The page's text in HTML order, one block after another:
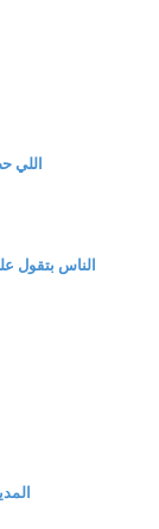
اللي
الناس بتقول